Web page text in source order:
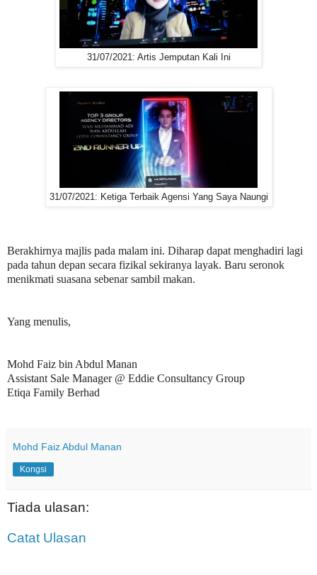
31/07/2021: Artis Jemputan Kali Ini
31/07/2021: Ketiga Terbaik Agensi Yang Saya Naungi
Berakhirnya majlis pada malam ini. Diharap dapat menghadiri lagi
pada tahun depan secara fizikal sekiranya layak. Baru seronok
menikmati suasana sebenar sambil makan.
Yang menulis,
Mohd Faiz bin Abdul Manan
Assistant Sale Manager @ Eddie Consultancy Group
Etiqa Family Berhad
Mohd Faiz Abdul Manan
Kongsi
Tiada ulasan:
Catat Ulasan